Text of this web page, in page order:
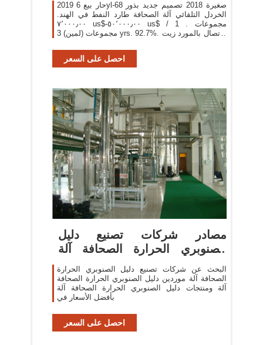
2019 حار بيع 6yl-68 صغيرة 2018 تصميم جديد بذور
الخردل التلقائي آلة الصحافة طارد النفط في الهند.
٧٬٠٠٠٫٠٠ us$-٥٠٬٠٠٠٫٠٠ us$ / مجموعات . 1
مجموعات (لمين) 3 yrs. 92.7%. الاتصال بالمورد زيت
احصل على السعر
مصادر شركات تصنيع دليل
الصنوبري الحرارة الصحافة آلة
ودليل
البحث عن شركات تصنيع دليل الصنوبري الحرارة
الصحافة آلة موردين دليل الصنوبري الحرارة الصحافة
آلة ومنتجات دليل الصنوبري الحرارة الصحافة آلة
بأفضل الأسعار في
احصل على السعر